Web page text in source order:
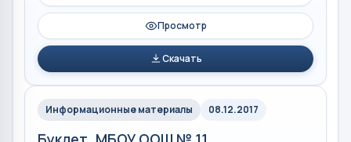
Просмотр
Скачать
Информационные материалы 08.12.2017